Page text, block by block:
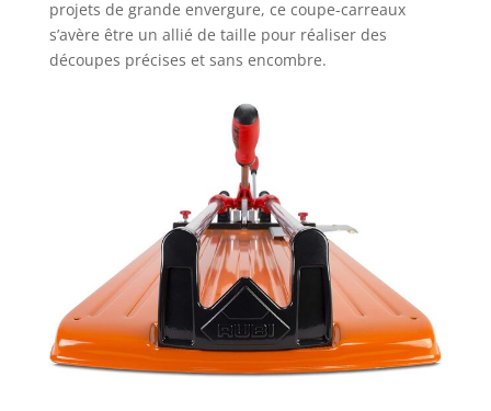
projets de grande envergure, ce coupe-carreaux
s’avère être un allié de taille pour réaliser des
découpes précises et sans encombre.